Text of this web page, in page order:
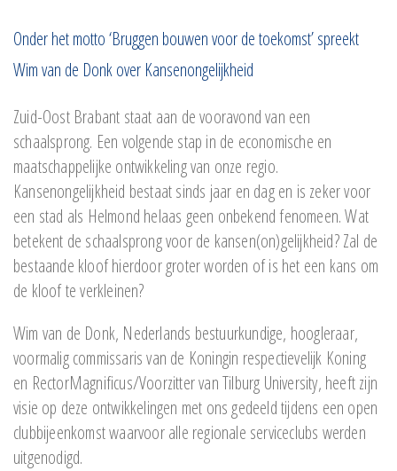
Onder het motto ‘Bruggen bouwen voor de toekomst’ spreekt
Wim van de Donk over Kansenongelijkheid
Zuid-Oost Brabant staat aan de vooravond van een
schaalsprong. Een volgende stap in de economische en
maatschappelijke ontwikkeling van onze regio.
Kansenongelijkheid bestaat sinds jaar en dag en is zeker voor
een stad als Helmond helaas geen onbekend fenomeen. Wat
betekent de schaalsprong voor de kansen(on)gelijkheid? Zal de
bestaande kloof hierdoor groter worden of is het een kans om
de kloof te verkleinen?
Wim van de Donk, Nederlands bestuurkundige, hoogleraar,
voormalig commissaris van de Koningin respectievelijk Koning
en RectorMagnificus/Voorzitter van Tilburg University, heeft zijn
visie op deze ontwikkelingen met ons gedeeld tijdens een open
clubbijeenkomst waarvoor alle regionale serviceclubs werden
uitgenodigd.